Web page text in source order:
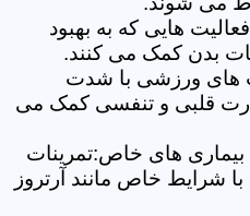
هایی که به بهبود
بدن کمک می کنند.
های ورزشی با شدت
قلبی و تنفسی کمک می
های خاص:تمرینات
شرایط خاص مانند آرتروز